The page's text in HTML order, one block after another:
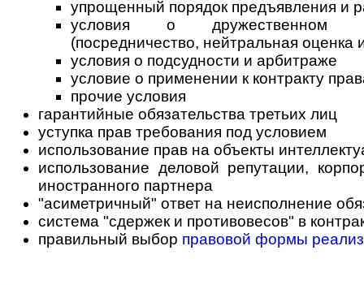
упрощенный порядок предъявления и
условия о дружественном
(посредничество, нейтральная оценка
условия о подсудности и арбитраже
условие о применении к контракту
прочие условия
гарантийные обязательства третьих лиц
уступка прав требования под условием
использование прав на объекты
использование деловой репутации,
иностранного партнера
"асиметричный" ответ на неисполнение
система "сдержек и противовесов" в
правильный выбор правовой формы